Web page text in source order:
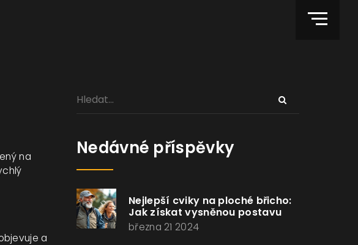
na
a
Nedávné příspěvky
Nejlepší cviky na ploché břicho:
Jak získat vysněnou postavu
března 21 2024